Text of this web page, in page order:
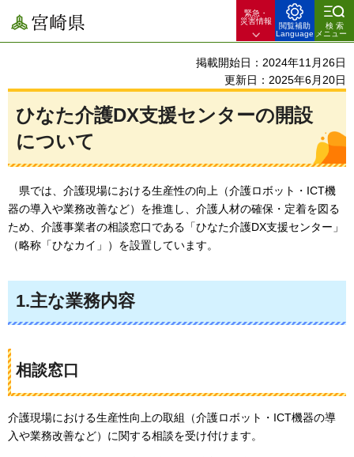
宮崎県
緊急・
災害情報
閲覧補助
Language
検索
メニュー
掲載開始日：2024年11月26日
更新日：2025年6月20日
ひなた介護DX支援センターの開設
について
県では、介護現場における生産性の向上（介護ロボット・ICT機
器の導入や業務改善など）を推進し、介護人材の確保・定着を図る
ため、介護事業者の相談窓口である「ひなた介護DX支援センター」
（略称「ひなカイ」）を設置しています。
1.主な業務内容
相談窓口
介護現場における生産性向上の取組（介護ロボット・ICT機器の導
入や業務改善など）に関する相談を受け付けます。